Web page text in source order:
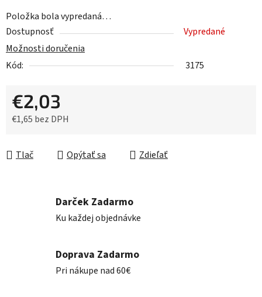
Položka bola vypredaná…
Dostupnosť
Vypredané
Možnosti doručenia
Kód:
3175
€2,03
€1,65 bez DPH
Tlač
Opýtať sa Zdieľať
Darček Zadarmo
Ku každej objednávke
Doprava Zadarmo
Pri nákupe nad 60€